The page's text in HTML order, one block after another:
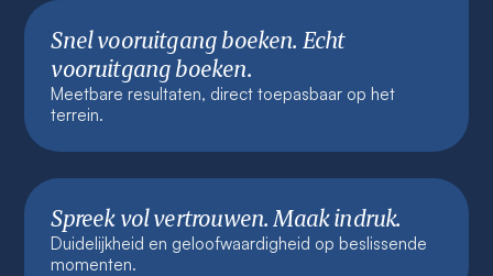
Snel vooruitgang boeken. Echt
vooruitgang boeken.
Meetbare resultaten, direct toepasbaar op het
terrein.
Spreek vol vertrouwen. Maak indruk.
Duidelijkheid en geloofwaardigheid op beslissende
momenten.